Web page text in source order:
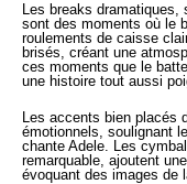
Les breaks
sont des moments où le
roulements de caisse
brisés, créant une
ces moments que le
une histoire tout aussi
Les accents bien placés
émotionnels, soulignant
chante Adele. Les
remarquable, ajoutent
évoquant des images de